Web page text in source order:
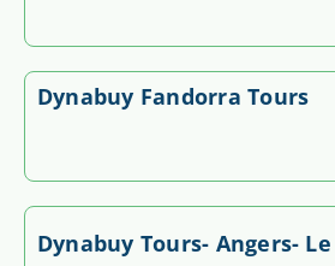
Dynabuy Fandorra Tours
Dynabuy Tours- Angers-